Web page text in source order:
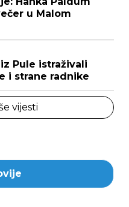
u Malom
Pule istraživali
i strane radnike
vijesti